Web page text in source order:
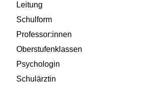
Leitung
Schulform
Professor:innen
Oberstufenklassen
Psychologin
Schulärztin